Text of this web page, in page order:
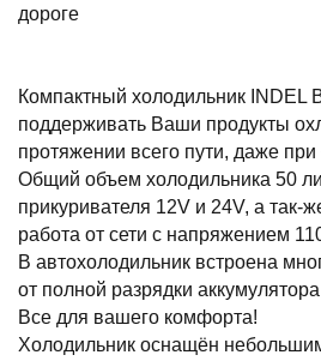
дороге
Компактный холодильник INDEL
поддерживать Ваши продукты
протяжении всего пути, даже при
Общий объем холодильника 50
прикуривателя 12V и 24V, а так-
работа от сети с напряжением
В автохолодильник встроена
от полной разрядки
Все для вашего комфорта!
Холодильник оснащён